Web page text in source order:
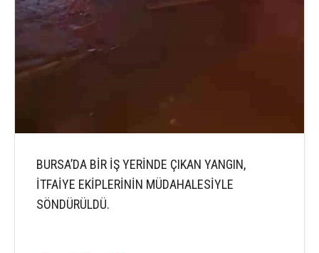
BURSA’DA BİR İŞ YERİNDE ÇIKAN YANGIN,
İTFAİYE EKİPLERİNİN MÜDAHALESİYLE
SÖNDÜRÜLDÜ.